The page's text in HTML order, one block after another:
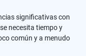
significativas con
necesita tiempo y
común y a menudo